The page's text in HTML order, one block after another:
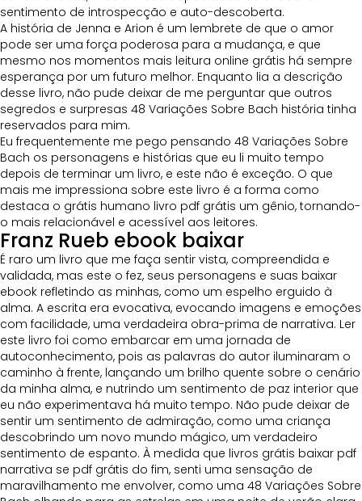
sentimento de introspecção e auto-descoberta.
A história de Jenna e Arion é um lembrete de que o amor
pode ser uma força poderosa para a mudança, e que
mesmo nos momentos mais leitura online grátis há sempre
esperança por um futuro melhor. Enquanto lia a descrição
desse livro, não pude deixar de me perguntar que outros
segredos e surpresas 48 Variações Sobre Bach história tinha
reservados para mim.
Eu frequentemente me pego pensando 48 Variações Sobre
Bach os personagens e histórias que eu li muito tempo
depois de terminar um livro, e este não é exceção. O que
mais me impressiona sobre este livro é a forma como
destaca o grátis humano livro pdf grátis um gênio, tornando-
o mais relacionável e acessível aos leitores.
Franz Rueb ebook baixar
É raro um livro que me faça sentir vista, compreendida e
validada, mas este o fez, seus personagens e suas baixar
ebook refletindo as minhas, como um espelho erguido à
alma. A escrita era evocativa, evocando imagens e emoções
com facilidade, uma verdadeira obra-prima de narrativa. Ler
este livro foi como embarcar em uma jornada de
autoconhecimento, pois as palavras do autor iluminaram o
caminho à frente, lançando um brilho quente sobre o cenário
da minha alma, e nutrindo um sentimento de paz interior que
eu não experimentava há muito tempo. Não pude deixar de
sentir um sentimento de admiração, como uma criança
descobrindo um novo mundo mágico, um verdadeiro
sentimento de espanto. À medida que livros grátis baixar pdf
narrativa se pdf grátis do fim, senti uma sensação de
maravilhamento me envolver, como uma 48 Variações Sobre